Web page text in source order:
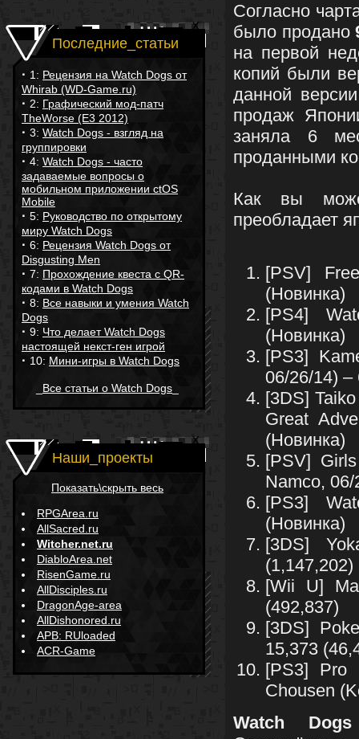
Последние_статьи
· 1: Рецензия на Watch Dogs от
Whirab (WD-Game.ru)
· 2: Графический мод-патч
TheWorse (E3 2012)
· 3: Watch Dogs - взгляд на
группировки
· 4: Watch Dogs - часто
задаваемые вопросы о
мобильном приложении ctOS
Mobile
· 5: Руководство по открытому
миру Watch Dogs
· 6: Рецензия Watch Dogs от
Disgusting Men
· 7: Прохождение квеста с QR-
кодами в Watch Dogs
· 8: Все навыки и умения Watch
Dogs
· 9: Что делает Watch Dogs
настоящей некст-ген игрой
· 10: Мини-игры в Watch Dogs
Все статьи о Watch Dogs
Наши_проекты
Показать\скрыть весь
RPGArea.ru
AllSacred.ru
Witcher.net.ru
DiabloArea.net
RisenGame.ru
AllDisciples.ru
DragonAge-area
AllDishonored.ru
APB: RUloaded
ACR-Game
Согласно
было продано
на первой
копий были
данной
продаж
заняла 6
проданными
Как вы
преобладает
[PSV]
(Новинка)
[PS4]
(Новинка)
[PS3]
06/26/14) –
[3DS]
Great
(Новинка)
[PSV]
Namco,
[PS3]
(Новинка)
[3DS]
(1,147,202)
[Wii U]
(492,837)
[3DS]
15,373
[PS3] Pro
Chousen
Watch Dogs